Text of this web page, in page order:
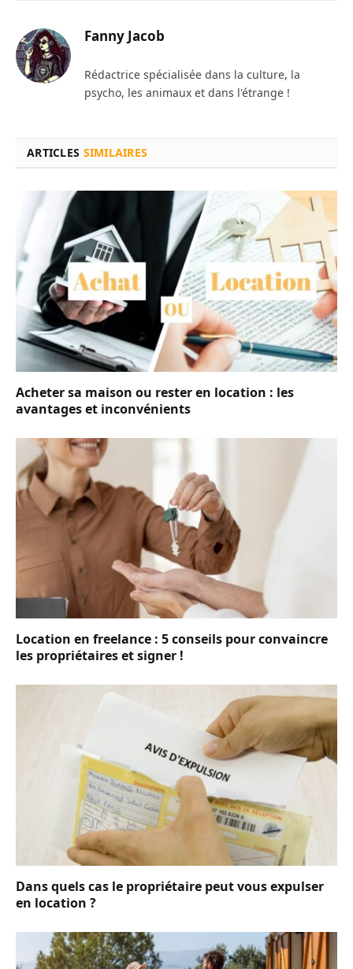
Fanny Jacob
Rédactrice spécialisée dans la culture, la
psycho, les animaux et dans l'étrange !
ARTICLES SIMILAIRES
Acheter sa maison ou rester en location : les
avantages et inconvénients
Location en freelance : 5 conseils pour convaincre
les propriétaires et signer !
Dans quels cas le propriétaire peut vous expulser
en location ?